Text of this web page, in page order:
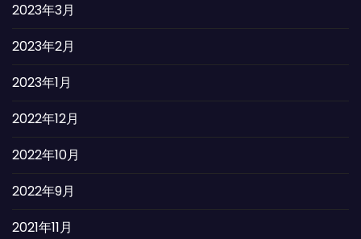
2023年3月
2023年2月
2023年1月
2022年12月
2022年10月
2022年9月
2021年11月